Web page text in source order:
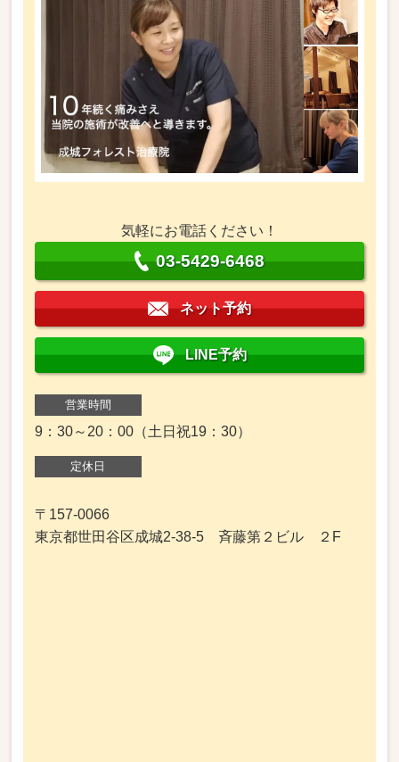
気軽にお電話ください！
03-5429-6468
ネット予約
LINE予約
営業時間
9：30～20：00（土日祝19：30）
定休日
〒157-0066
東京都世田谷区成城2-38-5 斉藤第２ビル ２F